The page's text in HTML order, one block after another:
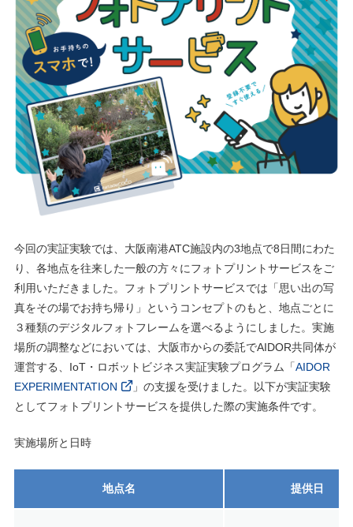
今回の実証実験では、⼤阪南港ATC施設内の3地点で8⽇間にわた
り、各地点を往来した⼀般の⽅々にフォトプリントサービスをご
利⽤いただきました。フォトプリントサービスでは「思い出の写
真をその場でお持ち帰り」というコンセプトのもと、地点ごとに
３種類のデジタルフォトフレームを選べるようにしました。実施
場所の調整などにおいては、⼤阪市からの委託でAIDOR共同体が
運営する、IoT・ロボットビジネス実証実験プログラム「AIDOR
EXPERIMENTATION
」の⽀援を受けました。以下が実証実験
としてフォトプリントサービスを提供した際の実施条件です。
実施場所と⽇時
地点名 提供⽇